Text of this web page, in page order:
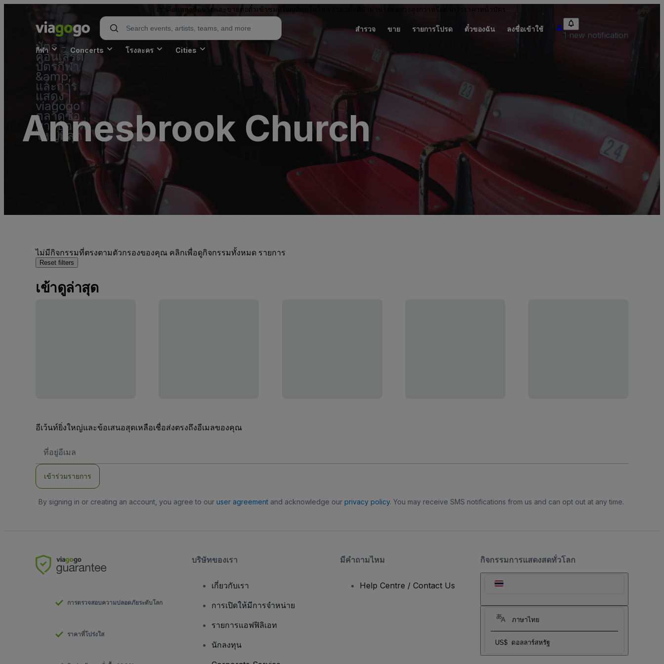
เราคือแหล่งซื้อขายและขายต่อตั๋วเข้าชมที่ใหญ่ที่สุดในโลก ราคาตั๋วที่นำมาขายต่ออาจสูงกว่าหรือต่ำกว่าราคาหน้าบัตร
บัตร -
คอนเสิร์ต
บัตรกีฬา
&amp;
และการ
แสดง |
viagogo
ตลาดซื้อ
ขายบัตรที่
ใหญ่ที่สุด
สำรวจ ขาย รายการโปรด ตั๋วของฉัน ลงชื่อเข้าใช้
1 new notification
กีฬา Concerts โรงละคร Cities
Annesbrook Church
ไม่มีกิจกรรมที่ตรงตามตัวกรองของคุณ คลิกเพื่อดูกิจกรรมทั้งหมด รายการ
Reset filters
เข้าดูล่าสุด
อีเว้นท์ยิ่งใหญ่และข้อเสนอสุดเหลือเชื่อส่งตรงถึงอีเมลของคุณ
อยู่
เข้าร่วมรายการ
By signing in or creating an account, you agree to our user agreementand acknowledge our privacy policy. You may receive SMS notifications from us and can opt out at any time.
กิจกรรมการแสดงสดทั่วโลก
ภาษาไทย
US$ ดอลลาร์สหรัฐ
การตรวจสอบความปลอดภัยระดับโลก
ราคาที่โปร่งใส
บริษัทของเรา
เกี่ยวกับเรา
การเปิดให้มีการจำหน่าย
รายการแอฟฟิลิเอท
นักลงทุน
มีคําถามไหม
Help Centre / Contact Us